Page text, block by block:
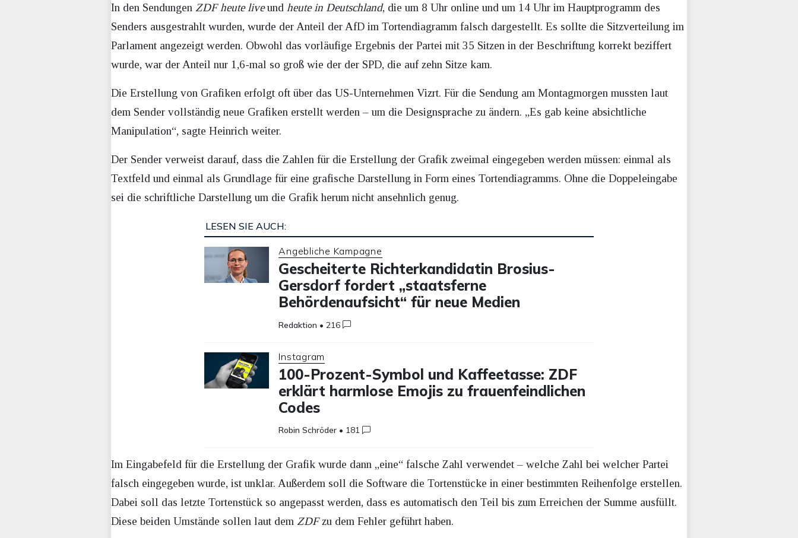
In den Sendungen ZDF heute liveund heute in Deutschland, die um 8 Uhr online und um 14 Uhr im Hauptprogramm des
Senders ausgestrahlt wurden, wurde der Anteil der AfD im Tortendiagramm falsch dargestellt. Es sollte die Sitzverteilung im
Parlament angezeigt werden. Obwohl das vorläufige Ergebnis der Partei mit 35 Sitzen in der Beschriftung korrekt beziffert
wurde, war der Anteil nur 1,6-mal so groß wie der der SPD, die auf zehn Sitze kam.
Die Erstellung von Grafiken erfolgt oft über das US-Unternehmen Vizrt. Für die Sendung am Montagmorgen mussten laut
dem Sender vollständig neue Grafiken erstellt werden – um die Designsprache zu ändern. „Es gab keine absichtliche
Manipulation“, sagte Heinrich weiter.
Der Sender verweist darauf, dass die Zahlen für die Erstellung der Grafik zweimal eingegeben werden müssen: einmal als
Textfeld und einmal als Grundlage für eine grafische Darstellung in Form eines Tortendiagramms. Ohne die Doppeleingabe
sei die schriftliche Darstellung um die Grafik herum nicht ansehnlich genug.
LESEN SIE AUCH:
Angebliche Kampagne
Gescheiterte Richterkandidatin Brosius-
Gersdorf fordert „staatsferne
Behördenaufsicht“ für neue Medien
Redaktion •216
Instagram
100-Prozent-Symbol und Kaffeetasse: ZDF
erklärt harmlose Emojis zu frauenfeindlichen
Codes
Robin Schröder • 181
Im Eingabefeld für die Erstellung der Grafik wurde dann „eine“ falsche Zahl verwendet – welche Zahl bei welcher Partei
falsch eingegeben wurde, ist unklar. Außerdem soll die Software die Tortenstücke in einer bestimmten Reihenfolge erstellen.
Dabei soll das letzte Tortenstück so angepasst werden, dass es automatisch den Teil bis zum Erreichen der Summe ausfüllt.
Diese beiden Umstände sollen laut dem ZDFzu dem Fehler geführt haben.